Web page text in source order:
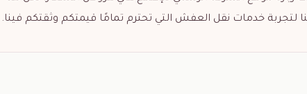
لتجربة خدمات نقل العفش التي تحترم تمامًا قيمتكم وثقتكم فينا.